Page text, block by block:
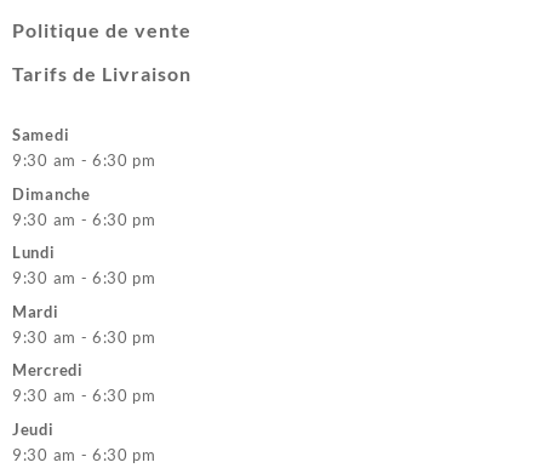
Politique de vente
Tarifs de Livraison
Samedi
9:30 am - 6:30 pm
Dimanche
9:30 am - 6:30 pm
Lundi
9:30 am - 6:30 pm
Mardi
9:30 am - 6:30 pm
Mercredi
9:30 am - 6:30 pm
Jeudi
9:30 am - 6:30 pm